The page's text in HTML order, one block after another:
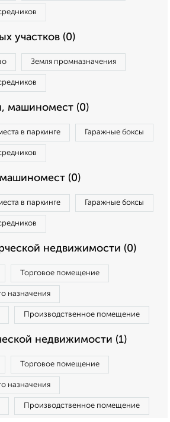
участков (0)
Земля промназначения
машиномест (0)
в паркинге Гаражные боксы
(0)
в паркинге Гаражные боксы
недвижимости (0)
Торговое помещение
назначения
Производственное помещение
недвижимости (1)
Торговое помещение
назначения
Производственное помещение